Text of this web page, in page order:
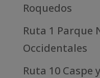
Roquedos
Ruta 1 Parque
Occidentales
Ruta 10 Caspe